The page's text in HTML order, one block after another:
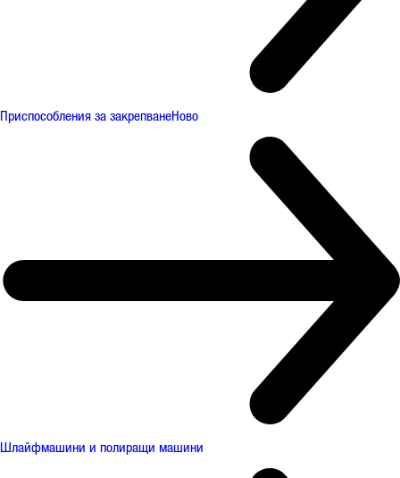
Приспособления за закрепванеНово
Шлайфмашини и полиращи машини